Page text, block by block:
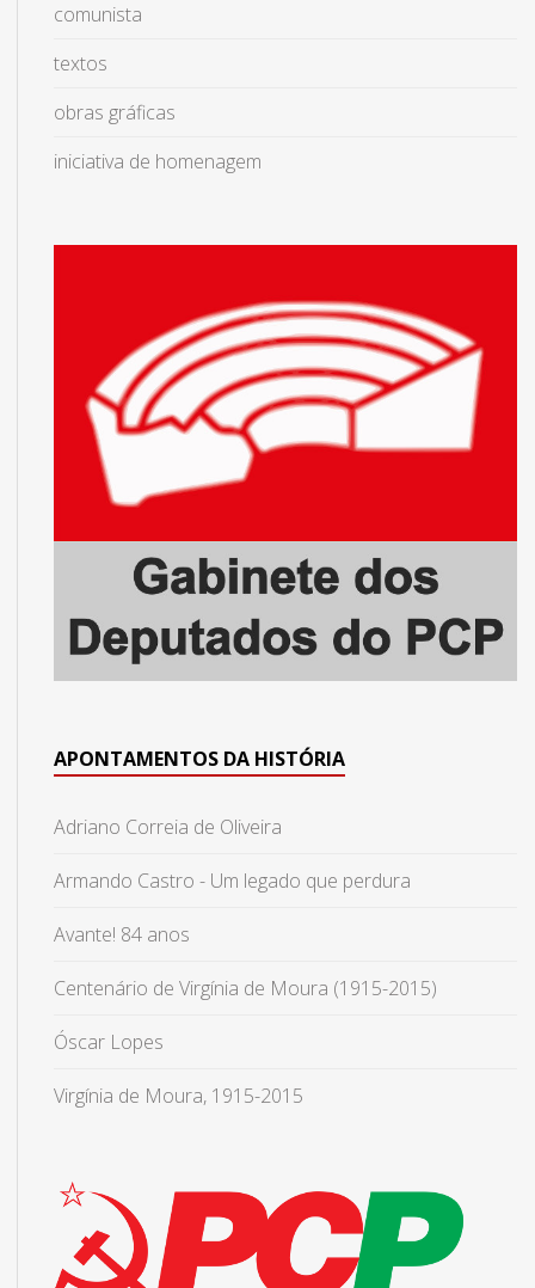
comunista
textos
obras gráficas
iniciativa de homenagem
APONTAMENTOS DA HISTÓRIA
Adriano Correia de Oliveira
Armando Castro - Um legado que perdura
Avante! 84 anos
Centenário de Virgínia de Moura (1915-2015)
Óscar Lopes
Virgínia de Moura, 1915-2015